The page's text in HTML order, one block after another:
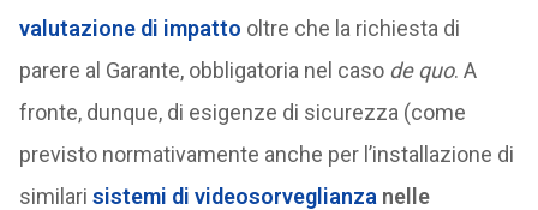
valutazione di impatto oltre che la richiesta di
parere al Garante, obbligatoria nel caso de quo. A
fronte, dunque, di esigenze di sicurezza (come
previsto normativamente anche per l’installazione di
similari sistemi di videosorveglianza nelle